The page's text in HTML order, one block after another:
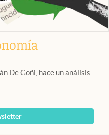
De Goñi, hace un análisis